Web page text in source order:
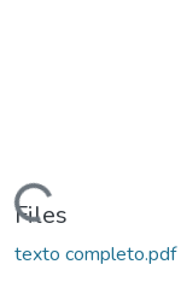
Files
texto completo.pdf